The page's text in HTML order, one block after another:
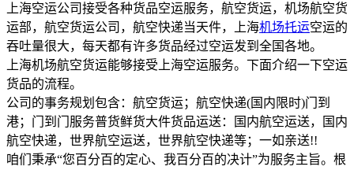
上海空运公司接受各种货品空运服务，航空货运，机场航空货
运部，航空货运公司，航空快递当天件，上海机场托运空运的
吞吐量很大，每天都有许多货品经过空运发到全国各地。
上海机场航空货运能够接受上海空运服务。下面介绍一下空运
货品的流程。
公司的事务规划包含：航空货运；航空快递(国内限时)门到
港；门到门服务普货鲜货大件货品运送：国内航空运送，国内
航空快递，世界航空运送，世界航空快递等；一如亲送!!
咱们秉承“您百分百的定心、我百分百的决计”为服务主旨。根